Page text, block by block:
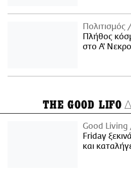
Πολιτισμός
Πλήθος
στο Α'
THE GOOD LIFO
Good Living
Friday
και